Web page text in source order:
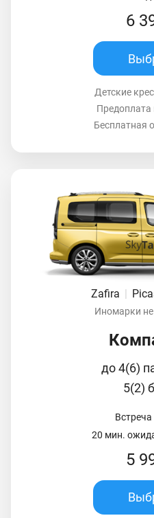
6
Детские
Предоплата
Бесплатная
Zafira |
Иномарки
до 4(6)
5(2)
20 мин.
5